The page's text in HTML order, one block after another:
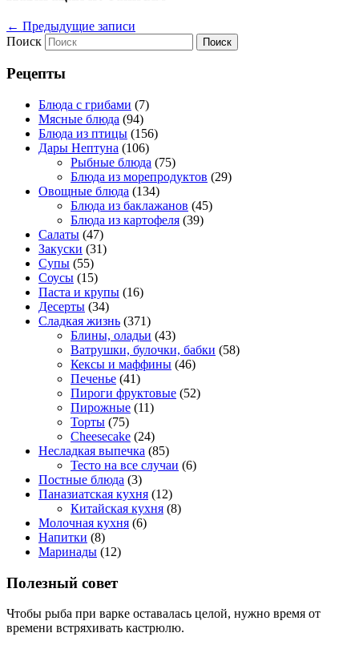
← Предыдущие записи
Поиск
Рецепты
Блюда с грибами (7)
Мясные блюда (94)
Блюда из птицы (156)
Дары Нептуна (106)
Рыбные блюда (75)
Блюда из морепродуктов (29)
Овощные блюда (134)
Блюда из баклажанов (45)
Блюда из картофеля (39)
Салаты (47)
Закуски (31)
Супы (55)
Соусы (15)
Паста и крупы (16)
Десерты (34)
Сладкая жизнь (371)
Блины, оладьи (43)
Ватрушки, булочки, бабки (58)
Кексы и маффины (46)
Печенье (41)
Пироги фруктовые (52)
Пирожные (11)
Торты (75)
Cheesecake (24)
Несладкая выпечка (85)
Тесто на все случаи (6)
Постные блюда (3)
Паназиатская кухня (12)
Китайская кухня (8)
Молочная кухня (6)
Напитки (8)
Маринады (12)
Полезный совет
Чтобы рыба при варке оставалась целой, нужно время от
времени встряхивать кастрюлю.